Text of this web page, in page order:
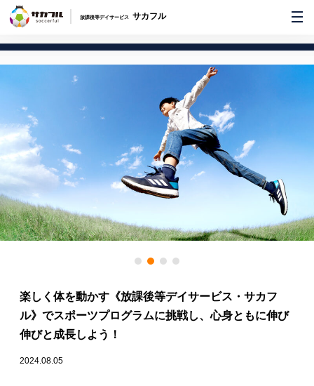
放課後等デイサービス サカフル
楽しく体を動かす《放課後等デイサービス・サカフ
ル》でスポーツプログラムに挑戦し、心身ともに伸び
伸びと成長しよう！
2024.08.05